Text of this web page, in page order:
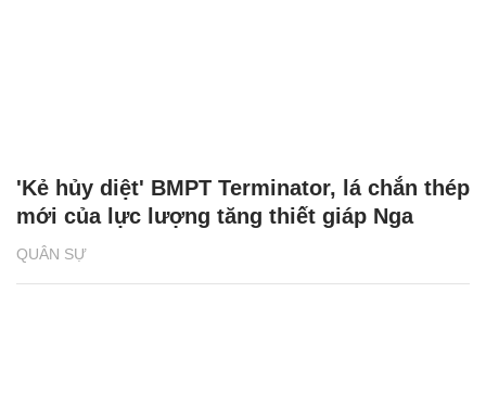
QUÂN SỰ
'Kẻ hủy diệt' BMPT Terminator, lá chắn thép
mới của lực lượng tăng thiết giáp Nga